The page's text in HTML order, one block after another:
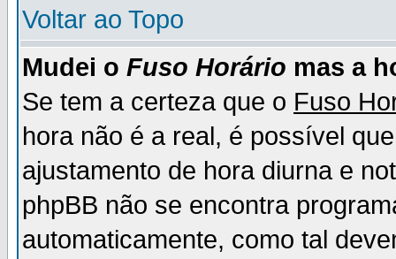
Voltar ao Topo
Mudei o Fuso Horário mas a
Se tem a certeza que o Fuso
hora não é a real, é possível
ajustamento de hora diurna e
phpBB não se encontra
automaticamente, como tal